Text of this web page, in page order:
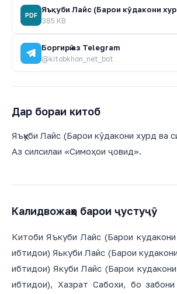
PDF
385 KB
Боргирӣ аз Telegram
@kitobkhon_net_bot
Дар бораи китоб
Яъқуби Лайс (Барои кӯдакони хурд ва
Аз силсилаи «Симоҳои ҷовид».
Калидвожаҳо барои ҷустуҷӯ
Китоби Яъкуби Лайс (Барои
ибтидои) Яькуби Лайс (Барои
ибтидои) Якуби Лайс (Барои
ибтидои), Хазрат Сабохи, бо